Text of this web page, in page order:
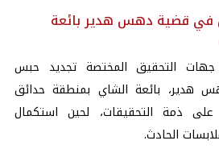
في قضية دهس هدير بائعة
التحقيق المختصة تجديد حبس
هدير، بائعة الشاي بمنطقة حدائق
لمدة 15 يومًا على ذمة التحقيقات، لحين استكمال
الحادث.